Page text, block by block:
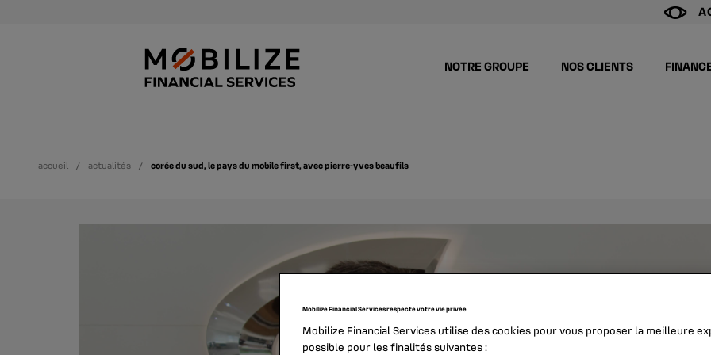
NOTRE GROUPE NOS CLIENTS
accueil actualités corée du sud, le pays du mobile first, avec pierre-yves beaufils
Mobilize Financial Services respecte votre vie privée
Mobilize Financial Services utilise des cookies pour vous proposer la meilleure
possible pour les finalités suivantes :